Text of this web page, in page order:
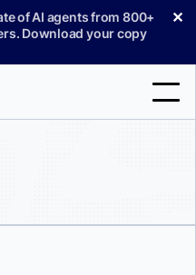
of AI agents from 800+
Download your copy
✕